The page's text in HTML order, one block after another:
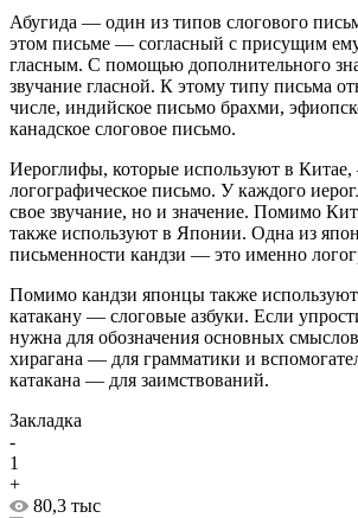
Абугида — один из типов слогового
этом письме — согласный с присущим
гласным. С помощью дополнительного
звучание гласной. К этому типу письма
числе, индийское письмо брахми,
канадское слоговое письмо.
Иероглифы, которые используют в
логографическое письмо. У каждого
свое звучание, но и значение. Помимо
также используют в Японии. Одна из
письменности кандзи — это именно
Помимо кандзи японцы также
катакану — слоговые азбуки. Если
нужна для обозначения основных
хирагана — для грамматики и
катакана — для заимствований.
Закладка
-
1
+
80,3 тыс